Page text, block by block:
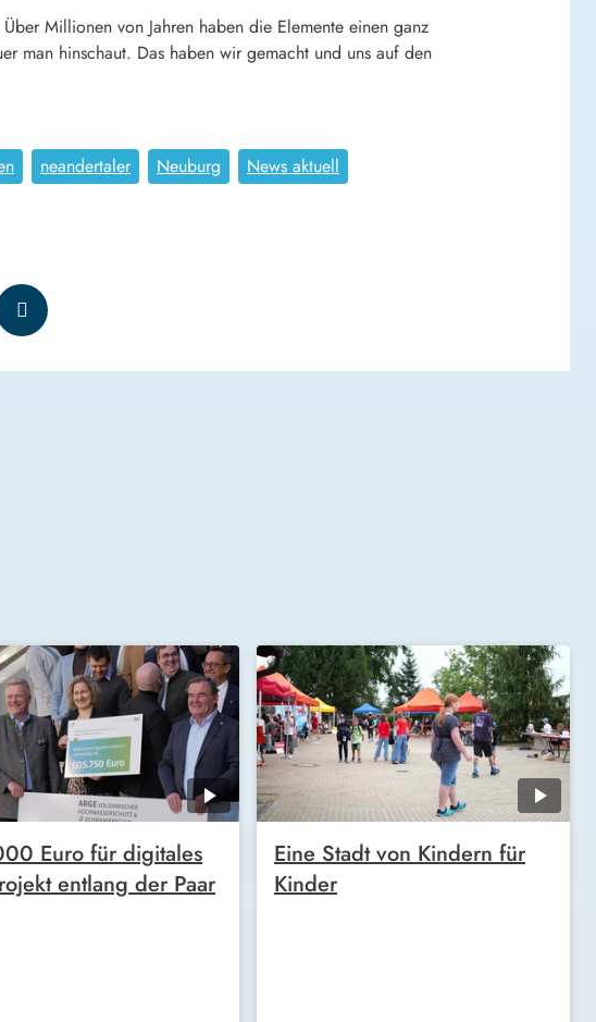
Millionen von Jahren haben die Elemente einen ganz
man hinschaut. Das haben wir gemacht und uns auf den
neandertaler Neuburg
News aktuell
Euro für digitales
entlang der Paar
Eine Stadt von Kindern für
Kinder